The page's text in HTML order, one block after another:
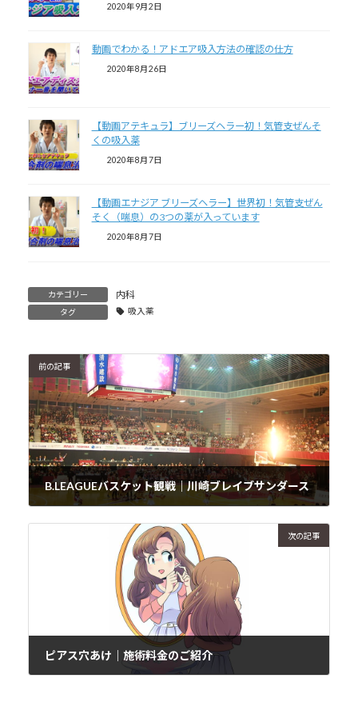
2020年9月2日
動画でわかる！アドエア吸入方法の確認の仕方
2020年8月26日
【動画アテキュラ】ブリーズヘラー初！気管支ぜんそ
くの吸入薬
2020年8月7日
【動画エナジア ブリーズヘラー】世界初！気管支ぜん
そく（喘息）の3つの薬が入っています
2020年8月7日
カテゴリー 内科
タグ 吸入薬
前の記事
B.LEAGUEバスケット観戦｜川崎ブレイブサンダース
次の記事
ピアス穴あけ｜施術料金のご紹介